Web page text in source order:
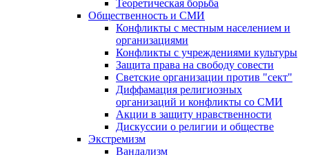
Теоретическая борьба
Общественность и СМИ
Конфликты с местным населением и
организациями
Конфликты с учреждениями культуры
Защита права на свободу совести
Светские организации против "сект"
Диффамация религиозных
организаций и конфликты со СМИ
Акции в защиту нравственности
Дискуссии о религии и обществе
Экстремизм
Вандализм